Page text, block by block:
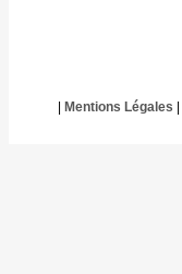
Mentions Légales